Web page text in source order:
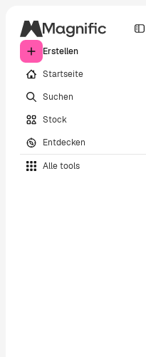
Erstellen
Startseite
Suchen
Stock
Entdecken
Alle tools